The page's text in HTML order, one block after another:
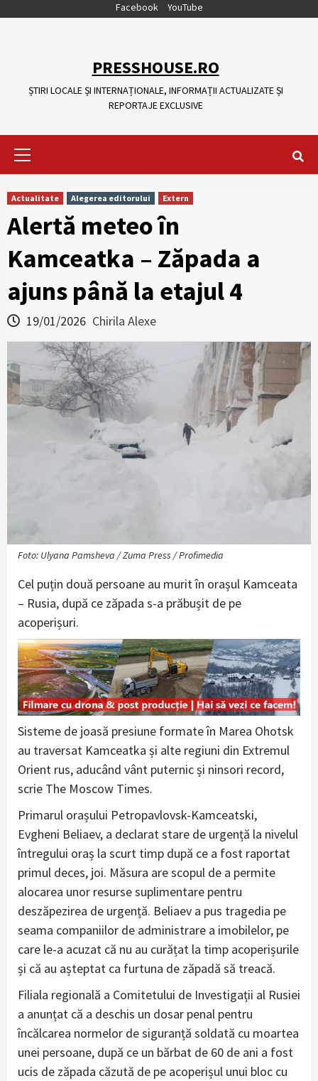
Facebook YouTube
PRESSHOUSE.RO
ȘTIRI LOCALE ȘI INTERNAȚIONALE, INFORMAȚII ACTUALIZATE ȘI
REPORTAJE EXCLUSIVE
Actualitate Alegerea editorului Extern
Alertă meteo în
Kamceatka – Zăpada a
ajuns până la etajul 4
19/01/2026 Chirila Alexe
Foto: Ulyana Pamsheva / Zuma Press / Profimedia
Cel puțin două persoane au murit în orașul Kamceata
– Rusia, după ce zăpada s-a prăbușit de pe
acoperișuri.
Sisteme de joasă presiune formate în Marea Ohotsk
au traversat Kamceatka și alte regiuni din Extremul
Orient rus, aducând vânt puternic și ninsori record,
scrie The Moscow Times.
Primarul orașului Petropavlovsk-Kamceatski,
Evgheni Beliaev, a declarat stare de urgență la nivelul
întregului oraș la scurt timp după ce a fost raportat
primul deces, joi. Măsura are scopul de a permite
alocarea unor resurse suplimentare pentru
deszăpezirea de urgență. Beliaev a pus tragedia pe
seama companiilor de administrare a imobilelor, pe
care le-a acuzat că nu au curățat la timp acoperișurile
și că au așteptat ca furtuna de zăpadă să treacă.
Filiala regională a Comitetului de Investigații al Rusiei
a anunțat că a deschis un dosar penal pentru
încălcarea normelor de siguranță soldată cu moartea
unei persoane, după ce un bărbat de 60 de ani a fost
ucis de zăpada căzută de pe acoperișul unui bloc cu